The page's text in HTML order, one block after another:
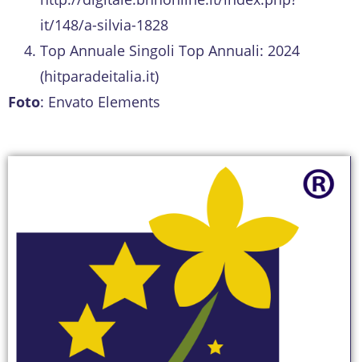
it/148/a-silvia-1828
Top Annuale Singoli Top Annuali: 2024
(hitparadeitalia.it)
Foto: Envato Elements